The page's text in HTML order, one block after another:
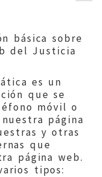
básica sobre
del Justicia
es un
que se
móvil o
página
y otras
que
página web.
tipos: